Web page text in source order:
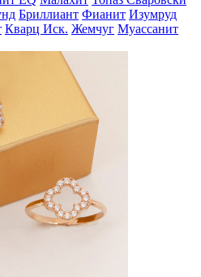
Бриллиант Фианит Изумруд
Кварц Иск. Жемчуг Муассанит